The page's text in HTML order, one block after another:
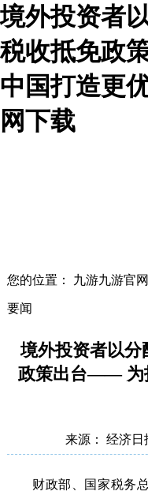
境外投资者
税收抵免政
中国打造更
网下载
您的位置： 九游九游官
要闻
境外投资者以分
政策出台—— 为
来源： 经济日
财政部、国家税务